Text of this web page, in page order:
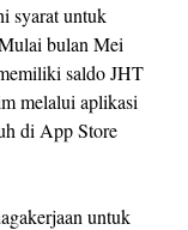
syarat untuk
bulan Mei
saldo JHT
melalui aplikasi
di App Store
untuk